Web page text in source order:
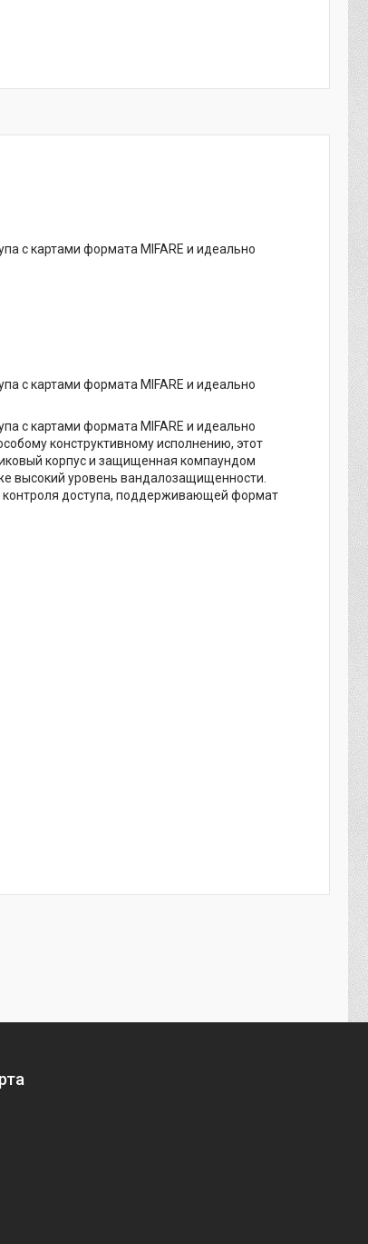
с картами формата MIFARE и идеально
с картами формата MIFARE и идеально
с картами формата MIFARE и идеально
конструктивному исполнению, этот
корпус и защищенная компаундом
высокий уровень вандалозащищенности.
контроля доступа, поддерживающей формат